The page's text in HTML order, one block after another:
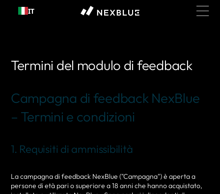
Passa al
contenuto
IT
Termini del modulo di feedback
Campagna di feedback NexBlue
– Termini e condizioni
1. Requisiti di ammissibilità
La campagna di feedback NexBlue ("Campagna") è aperta a
persone di età pari o superiore a 18 anni che hanno acquistato,